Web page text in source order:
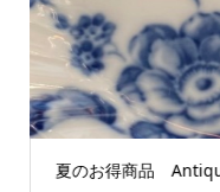
夏のお得商品